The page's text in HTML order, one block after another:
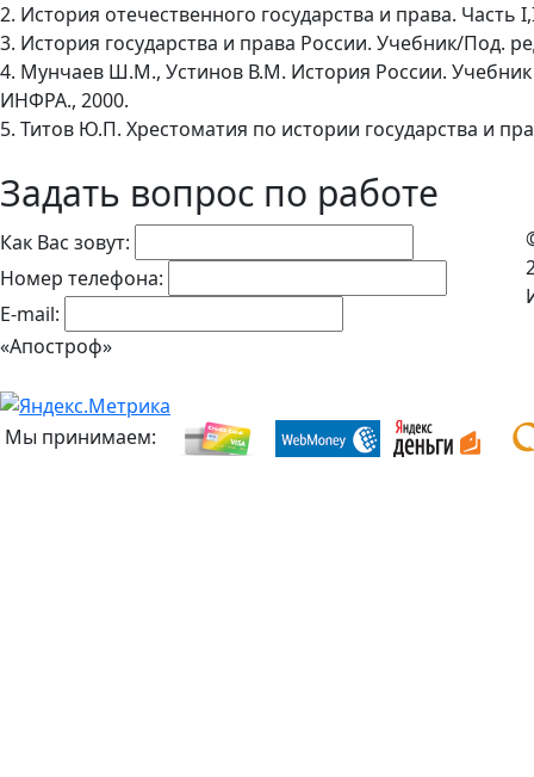
2. История отечественного государства и права.
3. История государства и права России. Учебник/Под.
4. Мунчаев Ш.М., Устинов В.М. История России.
ИНФРА., 2000.
5. Титов Ю.П. Хрестоматия по истории государства и
Задать вопрос по работе
Как Вас зовут:
Номер телефона:
E-mail:
«Апостроф»
Мы принимаем: